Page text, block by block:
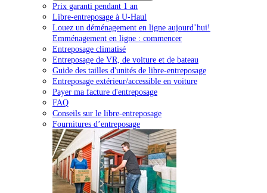
Prix garanti pendant 1 an
Libre-entreposage à U-Haul
Louez un déménagement en ligne aujourd’hui!
Emménagement en ligne : commencer
Entreposage climatisé
Entreposage de VR, de voiture et de bateau
Guide des tailles d'unités de libre-entreposage
Entreposage extérieur/accessible en voiture
Payer ma facture d'entreposage
FAQ
Conseils sur le libre-entreposage
Fournitures d’entreposage